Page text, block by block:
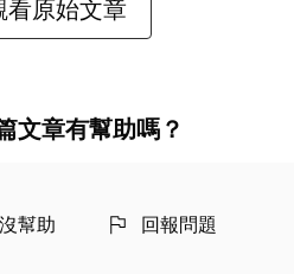
看原始文章
文章有幫助嗎？
沒幫助 回報問題